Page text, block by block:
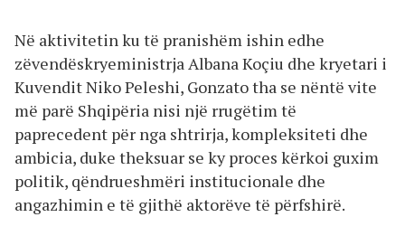
Në aktivitetin ku të pranishëm ishin edhe
zëvendëskryeministrja Albana Koçiu dhe kryetari i
Kuvendit Niko Peleshi, Gonzato tha se nëntë vite
më parë Shqipëria nisi një rrugëtim të
paprecedent për nga shtrirja, kompleksiteti dhe
ambicia, duke theksuar se ky proces kërkoi guxim
politik, qëndrueshmëri institucionale dhe
angazhimin e të gjithë aktorëve të përfshirë.